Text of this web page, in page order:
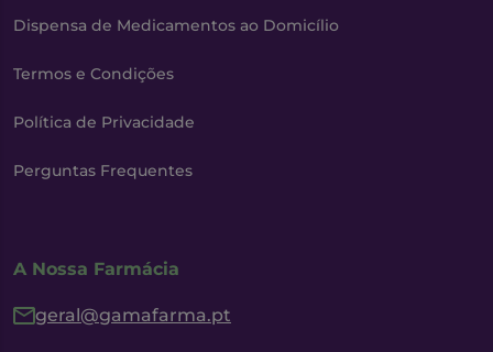
Dispensa de Medicamentos ao Domicílio
Termos e Condições
Política de Privacidade
Perguntas Frequentes
A Nossa Farmácia
geral@gamafarma.pt